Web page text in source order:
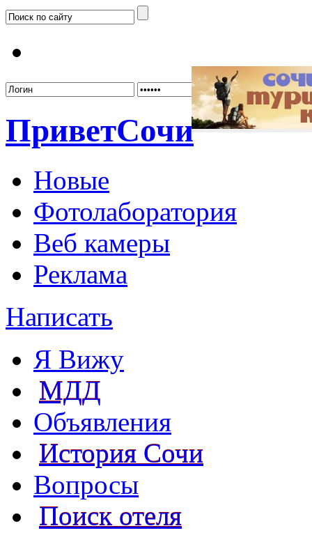
ПриветСочи
Новые
Фотолаборатория
Веб камеры
Реклама
Написать
Я Вижу
МДД
Объявления
История Сочи
Вопросы
Поиск отеля